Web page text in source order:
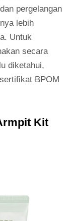
pergelangan
lebih
Untuk
secara
diketahui,
BPOM
Kit